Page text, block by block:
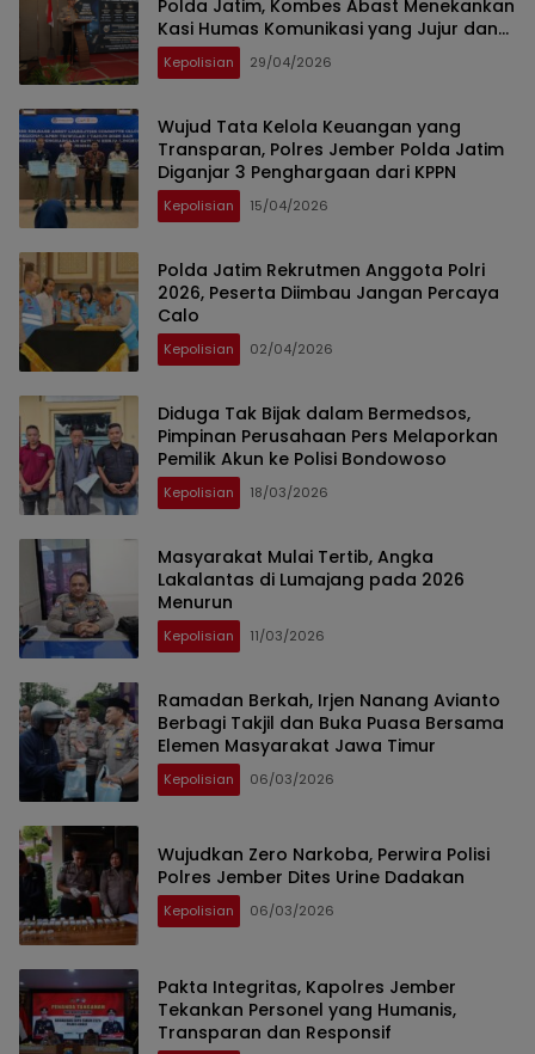
Polda Jatim, Kombes Abast Menekankan
Kasi Humas Komunikasi yang Jujur dan
Transparan
Kepolisian 29/04/2026
Wujud Tata Kelola Keuangan yang
Transparan, Polres Jember Polda Jatim
Diganjar 3 Penghargaan dari KPPN
Kepolisian 15/04/2026
Polda Jatim Rekrutmen Anggota Polri
2026, Peserta Diimbau Jangan Percaya
Calo
Kepolisian 02/04/2026
Diduga Tak Bijak dalam Bermedsos,
Pimpinan Perusahaan Pers Melaporkan
Pemilik Akun ke Polisi Bondowoso
Kepolisian 18/03/2026
Masyarakat Mulai Tertib, Angka
Lakalantas di Lumajang pada 2026
Menurun
Kepolisian 11/03/2026
Ramadan Berkah, Irjen Nanang Avianto
Berbagi Takjil dan Buka Puasa Bersama
Elemen Masyarakat Jawa Timur
Kepolisian 06/03/2026
Wujudkan Zero Narkoba, Perwira Polisi
Polres Jember Dites Urine Dadakan
Kepolisian 06/03/2026
Pakta Integritas, Kapolres Jember
Tekankan Personel yang Humanis,
Transparan dan Responsif